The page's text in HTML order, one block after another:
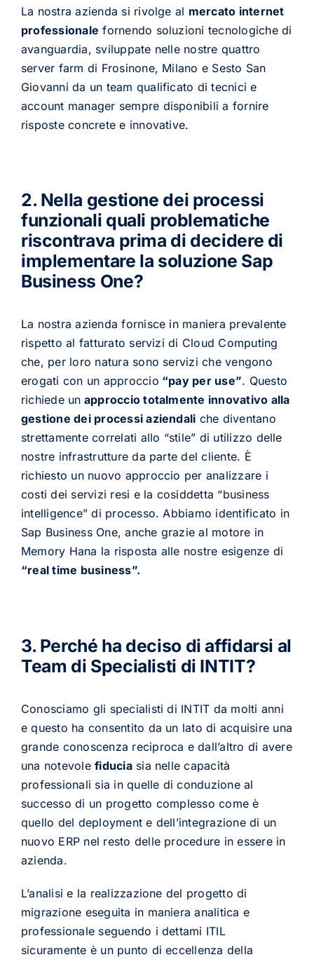
La nostra azienda si rivolge al mercato internet
professionale fornendo soluzioni tecnologiche di
avanguardia, sviluppate nelle nostre quattro
server farm di Frosinone, Milano e Sesto San
Giovanni da un team qualificato di tecnici e
account manager sempre disponibili a fornire
risposte concrete e innovative.
2. Nella gestione dei processi
funzionali quali problematiche
riscontrava prima di decidere di
implementare la soluzione Sap
Business One?
La nostra azienda fornisce in maniera prevalente
rispetto al fatturato servizi di Cloud Computing
che, per loro natura sono servizi che vengono
erogati con un approccio “pay per use”. Questo
richiede un approccio totalmente innovativo alla
gestione dei processi aziendali che diventano
strettamente correlati allo “stile” di utilizzo delle
nostre infrastrutture da parte del cliente. È
richiesto un nuovo approccio per analizzare i
costi dei servizi resi e la cosiddetta “business
intelligence” di processo. Abbiamo identificato in
Sap Business One, anche grazie al motore in
Memory Hana la risposta alle nostre esigenze di
“real time business”.
3. Perché ha deciso di affidarsi al
Team di Specialisti di INTIT?
Conosciamo gli specialisti di INTIT da molti anni
e questo ha consentito da un lato di acquisire una
grande conoscenza reciproca e dall’altro di avere
una notevolefiduciasia nelle capacità
professionali sia in quelle di conduzione al
successo di un progetto complesso come è
quello del deployment e dell’integrazione di un
nuovo ERP nel resto delle procedure in essere in
azienda.
L’analisi e la realizzazione del progetto di
migrazione eseguita in maniera analitica e
professionale seguendo i dettami ITIL
sicuramente è un punto di eccellenza della